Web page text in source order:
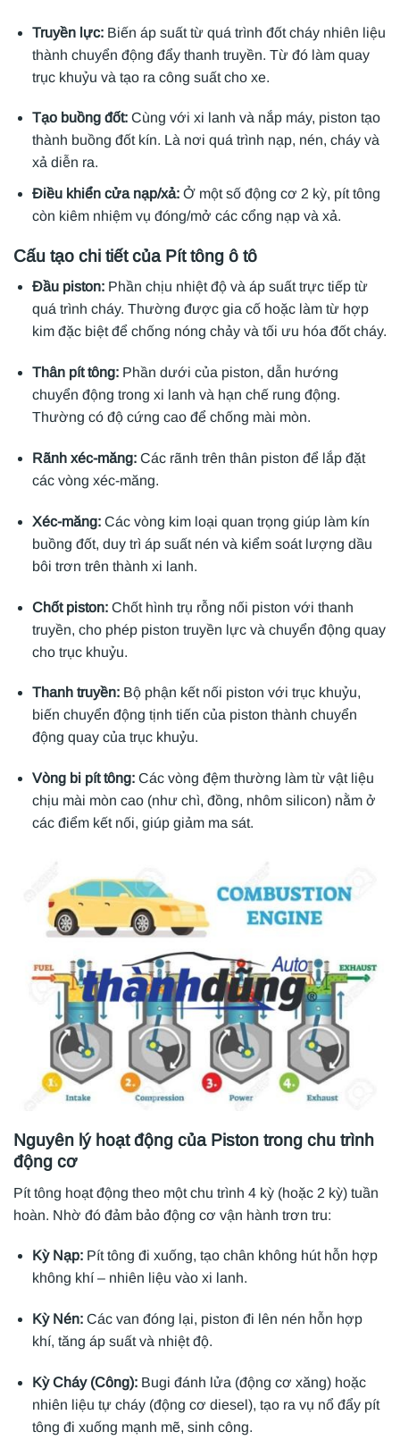
Truyền lực: Biến áp suất từ quá trình đốt cháy nhiên liệu
thành chuyển động đẩy thanh truyền. Từ đó làm quay
trục khuỷu và tạo ra công suất cho xe.
Tạo buồng đốt: Cùng với xi lanh và nắp máy, piston tạo
thành buồng đốt kín. Là nơi quá trình nạp, nén, cháy và
xả diễn ra.
Điều khiển cửa nạp/xả: Ở một số động cơ 2 kỳ, pít tông
còn kiêm nhiệm vụ đóng/mở các cổng nạp và xả.
Cấu tạo chi tiết của Pít tông ô tô
Đầu piston: Phần chịu nhiệt độ và áp suất trực tiếp từ
quá trình cháy. Thường được gia cố hoặc làm từ hợp
kim đặc biệt để chống nóng chảy và tối ưu hóa đốt cháy.
Thân pít tông: Phần dưới của piston, dẫn hướng
chuyển động trong xi lanh và hạn chế rung động.
Thường có độ cứng cao để chống mài mòn.
Rãnh xéc-măng: Các rãnh trên thân piston để lắp đặt
các vòng xéc-măng.
Xéc-măng: Các vòng kim loại quan trọng giúp làm kín
buồng đốt, duy trì áp suất nén và kiểm soát lượng dầu
bôi trơn trên thành xi lanh.
Chốt piston: Chốt hình trụ rỗng nối piston với thanh
truyền, cho phép piston truyền lực và chuyển động quay
cho trục khuỷu.
Thanh truyền: Bộ phận kết nối piston với trục khuỷu,
biến chuyển động tịnh tiến của piston thành chuyển
động quay của trục khuỷu.
Vòng bi pít tông: Các vòng đệm thường làm từ vật liệu
chịu mài mòn cao (như chì, đồng, nhôm silicon) nằm ở
các điểm kết nối, giúp giảm ma sát.
Nguyên lý hoạt động của Piston trong chu trình
động cơ
Pít tông hoạt động theo một chu trình 4 kỳ (hoặc 2 kỳ) tuần
hoàn. Nhờ đó đảm bảo động cơ vận hành trơn tru:
Kỳ Nạp: Pít tông đi xuống, tạo chân không hút hỗn hợp
không khí – nhiên liệu vào xi lanh.
Kỳ Nén: Các van đóng lại, piston đi lên nén hỗn hợp
khí, tăng áp suất và nhiệt độ.
Kỳ Cháy (Công): Bugi đánh lửa (động cơ xăng) hoặc
nhiên liệu tự cháy (động cơ diesel), tạo ra vụ nổ đẩy pít
tông đi xuống mạnh mẽ, sinh công.